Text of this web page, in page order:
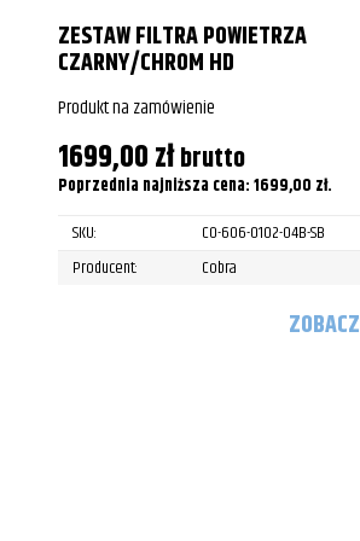
Harley-Davidson
Harley-Davidson
Harley-Davidson
Harley-Davidson
Harley-Davidson
ZESTAW FILTRA POWIETRZA
CZARNY/CHROM HD
Produkt na zamówienie
1699,00złbrutto
Poprzednia najniższa cena:1699,00 zł.
SKU:
CO-606-0102-04B-SB
Producent:
Cobra
ZOBACZ